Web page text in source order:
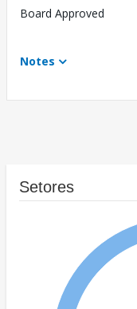
Board Approved
Notes
Setores